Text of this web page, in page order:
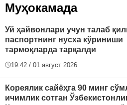
Муҳокамада
Уй ҳайвонлари учун талаб
паспортнинг нусха кўриниши
тармоқларда тарқалди
19:42 / 01 август 2026
Кореялик сайёҳга 90 минг
ичимлик сотган